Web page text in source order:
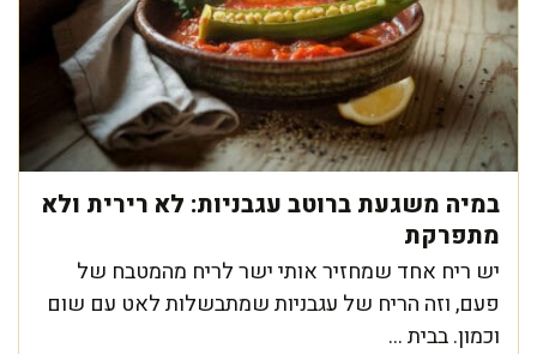
במיה משגעת ברוטב עגבניות: לא רירית ולא
מתפרקת
יש ריח אחד שמחזיר אותי ישר לריח מהמטבח של
פעם, וזה הריח של עגבניות שמתבשלות לאט עם שום
וכמון. בבית ...